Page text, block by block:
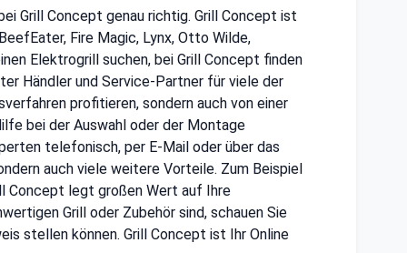
Grill Concept genau richtig. Grill Concept ist
Fire Magic, Lynx, Otto Wilde,
Elektrogrill suchen, bei Grill Concept finden
Händler und Service-Partner für viele der
profitieren, sondern auch von einer
bei der Auswahl oder der Montage
telefonisch, per E-Mail oder über das
auch viele weitere Vorteile. Zum Beispiel
Concept legt großen Wert auf Ihre
Grill oder Zubehör sind, schauen Sie
stellen können. Grill Concept ist Ihr Online